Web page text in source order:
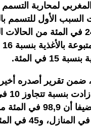
لمحاربة التسمم
السبب الأول للتسمم
2017، بنسبة 24 في المئة من
15 في المئة.
ضمن تقرير أصدره
بسنة 2016، مضيفا
بالأدوية وقعت